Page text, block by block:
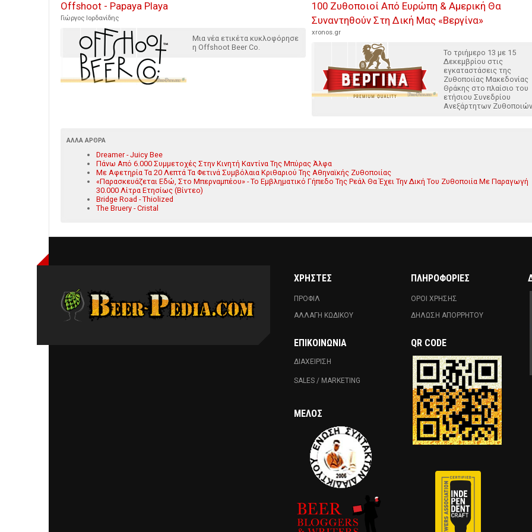
Offshoot - Papaya Playa
Γιώργος Ιορδανίδης
Μια νέα ετικέτα κυκλοφόρησε
η Offshoot Beer Co.
100 Ζυθοποιοί Από Ευρώπη & Αμερική Θα
Συναντηθούν Στη Δική Μας «Βεργίνα»
xronos.gr
Το τριήμερο 13 με 15
Δεκεμβρίου στις
εγκαταστάσεις της
Ζυθοποιίας Μακεδονίας
Θράκης στο πλαίσιο του
ετήσιου Συνεδρίου
Ανεξάρτητων
ΆΛΛΑ ΆΡΘΡΑ
Dreamer - Juicy Bee
Πάνω Από 6.000 Συμμετοχές Στην Κινητή Καντίνα Της Μπύρας Άλφα
Με Αφετηρία Τα 20 Λεπτά Τα Φετινά Συμβόλαια Κριθαριού Της Αθηναϊκής Ζυθοποιίας
«Παρασκευάζεται Εδώ, Στο Μπερναμπέου» - Το Εμβληματικό Γήπεδο Της Ρεάλ Θα Έχει Την Δική Του Ζυθοποιία Με Παραγωγή
30.000 Λίτρα Ετησίως (Βίντεο)
Bridge Road - Thiolized
The Bruery - Cristal
ΧΡΗΣΤΕΣ
ΠΡΟΦΙΛ
ΑΛΛΑΓΗ ΚΩΔΙΚΟΥ
ΕΠΙΚΟΙΝΩΝΊΑ
ΔΙΑΧΕΙΡΙΣΗ
SALES / MARKETING
ΜΈΛΟΣ
ΠΛΗΡΟΦΟΡΙΕΣ
ΟΡΟΙ ΧΡΗΣΗΣ
ΔΗΛΩΣΗ ΑΠΟΡΡΗΤΟΥ
QR CODE